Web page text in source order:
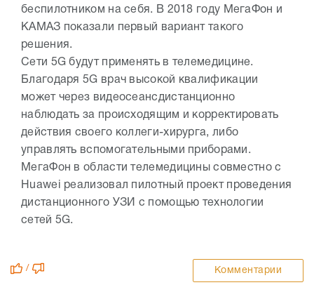
беспилотником на себя. В 2018 году МегаФон и
КАМАЗ показали первый вариант такого
решения.
Сети 5G будут применять в телемедицине.
Благодаря 5G врач высокой квалификации
может через видеосеансдистанционно
наблюдать за происходящим и корректировать
действия своего коллеги-хирурга, либо
управлять вспомогательными приборами.
МегаФон в области телемедицины совместно с
Huawei реализовал пилотный проект проведения
дистанционного УЗИ с помощью технологии
сетей 5G.
/ Комментарии